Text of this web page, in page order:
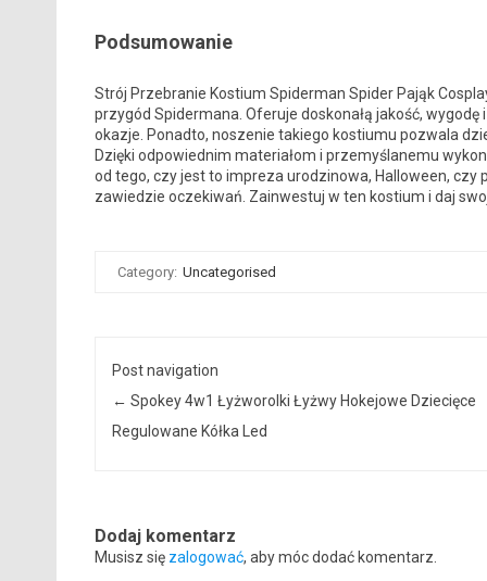
Podsumowanie
Strój Przebranie Kostium Spiderman Spider Pająk
przygód Spidermana. Oferuje doskonałą jakość,
okazje. Ponadto, noszenie takiego kostiumu pozwala
Dzięki odpowiednim materiałom i przemyślanemu
od tego, czy jest to impreza urodzinowa, Halloween,
zawiedzie oczekiwań. Zainwestuj w ten kostium i daj
Category: Uncategorised
Post navigation
← Spokey 4w1 Łyżworolki Łyżwy Hokejowe Dziecięce
Regulowane Kółka Led
Dodaj komentarz
Musisz się zalogować, aby móc dodać komentarz.